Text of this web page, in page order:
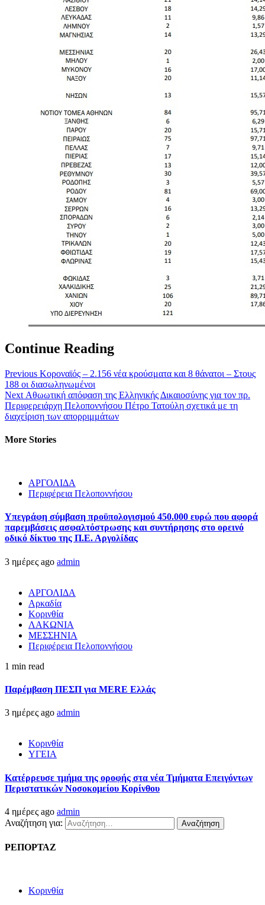
Continue Reading
Previous Κοροναϊός – 2.156 νέα κρούσματα και 8 θάνατοι – Στους
188 οι διασωληνωμένοι
Next Αθωωτική απόφαση της Ελληνικής Δικαιοσύνης για τον πρ.
Περιφερειάρχη Πελοποννήσου Πέτρο Τατούλη σχετικά με τη
διαχείριση των απορριμμάτων
More Stories
ΑΡΓΟΛΙΔΑ
Περιφέρεια Πελοποννήσου
Υπεγράφη σύμβαση προϋπολογισμού 450.000 ευρώ που αφορά
παρεμβάσεις ασφαλτόστρωσης και συντήρησης στο ορεινό
οδικό δίκτυο της Π.Ε. Αργολίδας
3 ημέρες ago admin
ΑΡΓΟΛΙΔΑ
Αρκαδία
Κορινθία
ΛΑΚΩΝΙΑ
ΜΕΣΣΗΝΙΑ
Περιφέρεια Πελοποννήσου
1 min read
Παρέμβαση ΠΕΣΠ για MERE Ελλάς
3 ημέρες ago admin
Κορινθία
ΥΓΕΙΑ
Kατέρρευσε τμήμα της οροφής στα νέα Τμήματα Επειγόντων
Περιστατικών Νοσοκομείου Κορίνθου
4 ημέρες ago admin
Αναζήτηση για:
ΡΕΠΟΡΤΑΖ
Κορινθία